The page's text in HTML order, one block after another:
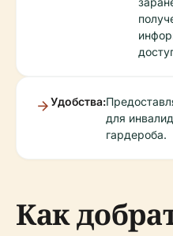
Удобства:
для
гардероба.
Как